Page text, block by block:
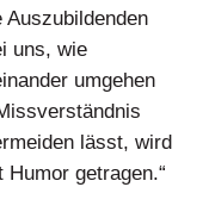
uns, wie
umgehen
lässt, wird
getragen.“